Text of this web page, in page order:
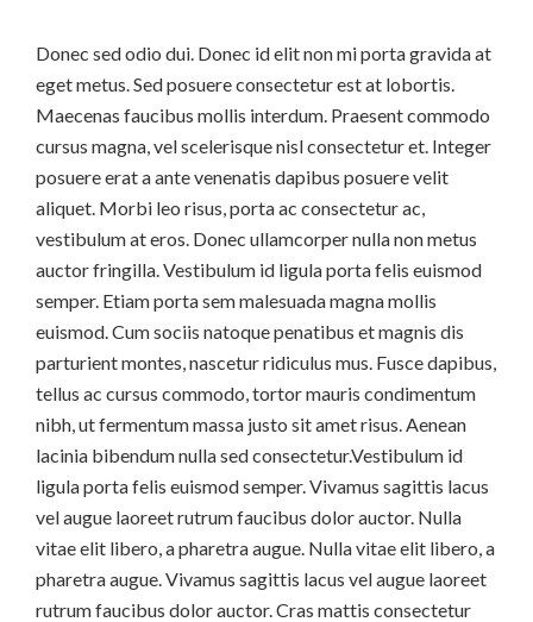
Donec sed odio dui. Donec id elit non mi porta gravida at
eget metus. Sed posuere consectetur est at lobortis.
Maecenas faucibus mollis interdum. Praesent commodo
cursus magna, vel scelerisque nisl consectetur et. Integer
posuere erat a ante venenatis dapibus posuere velit
aliquet. Morbi leo risus, porta ac consectetur ac,
vestibulum at eros. Donec ullamcorper nulla non metus
auctor fringilla. Vestibulum id ligula porta felis euismod
semper. Etiam porta sem malesuada magna mollis
euismod. Cum sociis natoque penatibus et magnis dis
parturient montes, nascetur ridiculus mus. Fusce dapibus,
tellus ac cursus commodo, tortor mauris condimentum
nibh, ut fermentum massa justo sit amet risus. Aenean
lacinia bibendum nulla sed consectetur.Vestibulum id
ligula porta felis euismod semper. Vivamus sagittis lacus
vel augue laoreet rutrum faucibus dolor auctor. Nulla
vitae elit libero, a pharetra augue. Nulla vitae elit libero, a
pharetra augue. Vivamus sagittis lacus vel augue laoreet
rutrum faucibus dolor auctor. Cras mattis consectetur